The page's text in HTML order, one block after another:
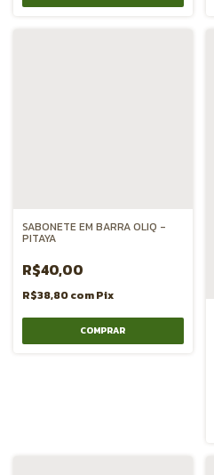
SABONETE EM BARRA OLIQ -
PITAYA
R$40,00
R$38,80comPix